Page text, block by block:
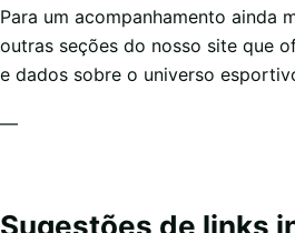
Para um acompanhamento ainda
outras seções do nosso site que
e dados sobre o universo
—